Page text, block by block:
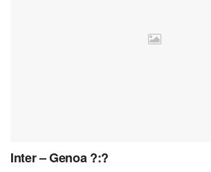
Inter – Genoa ?:?